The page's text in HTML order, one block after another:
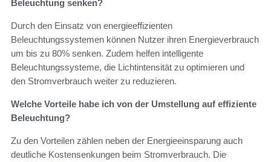
Beleuchtung senken?
Durch den Einsatz von energieeffizienten
Beleuchtungssystemen können Nutzer ihren Energieverbrauch
um bis zu 80% senken. Zudem helfen intelligente
Beleuchtungssysteme, die Lichtintensität zu optimieren und
den Stromverbrauch weiter zu reduzieren.
Welche Vorteile habe ich von der Umstellung auf effiziente
Beleuchtung?
Zu den Vorteilen zählen neben der Energieeinsparung auch
deutliche Kostensenkungen beim Stromverbrauch. Die